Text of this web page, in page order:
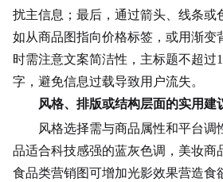
扰主信息；最后，通过箭头、线条或
如从商品图指向价格标签，或用渐变
时需注意文案简洁性，主标题不超过
字，避免信息过载导致用户流失。
风格、排版或结构层面的实用建
风格选择需与商品属性和平台调
品适合科技感强的蓝灰色调，美妆商
食品类营销图可增加光影效果营造食